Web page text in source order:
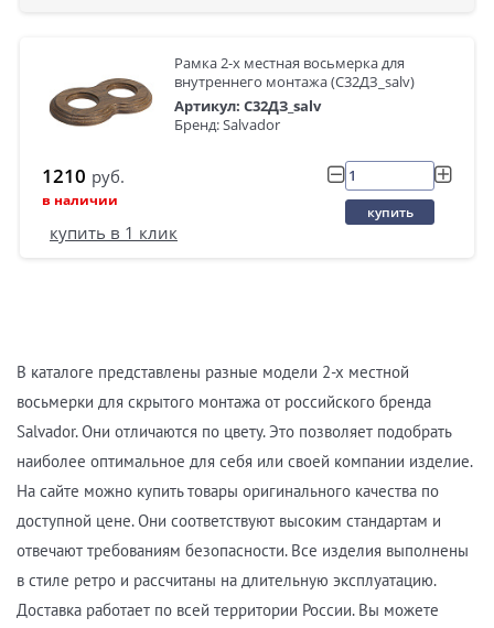
Рамка 2-х местная восьмерка для
внутреннего монтажа (С32ДЗ_salv)
Артикул: С32ДЗ_salv
Бренд: Salvador
1210 руб.
в наличии
купить
купить в 1 клик
В каталоге представлены разные модели 2-х местной
восьмерки для скрытого монтажа от российского бренда
Salvador. Они отличаются по цвету. Это позволяет подобрать
наиболее оптимальное для себя или своей компании изделие.
На сайте можно купить товары оригинального качества по
доступной цене. Они соответствуют высоким стандартам и
отвечают требованиям безопасности. Все изделия выполнены
в стиле ретро и рассчитаны на длительную эксплуатацию.
Доставка работает по всей территории России. Вы можете